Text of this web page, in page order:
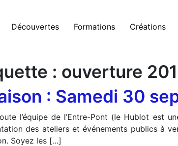
Découvertes Formations Créations
: ouverture
: Samedi 30
l’équipe de l’Entre-Pont (le Hublot est
des ateliers et événements publics à
Soyez les […]